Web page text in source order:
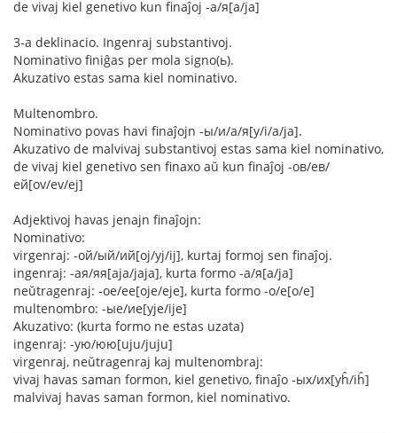
de vivaj kiel genetivo kun finaĵoj -а/я[a/ja]
3-a deklinacio. Ingenraj substantivoj.
Nominativo finiĝas per mola signo(ь).
Akuzativo estas sama kiel nominativo.
Multenombro.
Nominativo povas havi finaĵojn -ы/и/а/я[y/i/a/ja].
Akuzativo de malvivaj substantivoj estas sama kiel nominativo,
de vivaj kiel genetivo sen finaxo aŭ kun finaĵoj -ов/ев/
ей[ov/ev/ej]
Adjektivoj havas jenajn finaĵojn:
Nominativo:
virgenraj: -ой/ый/ий[oj/yj/ij], kurtaj formoj sen finaĵoj.
ingenraj: -ая/яя[aja/jaja], kurta formo -а/я[a/ja]
neŭtragenraj: -ое/ее[oje/eje], kurta formo -о/е[o/e]
multenombro: -ые/ие[yje/ije]
Akuzativo: (kurta formo ne estas uzata)
ingenraj: -ую/юю[uju/juju]
virgenraj, neŭtragenraj kaj multenombraj:
vivaj havas saman formon, kiel genetivo, finaĵo -ых/их[yĥ/iĥ]
malvivaj havas saman formon, kiel nominativo.